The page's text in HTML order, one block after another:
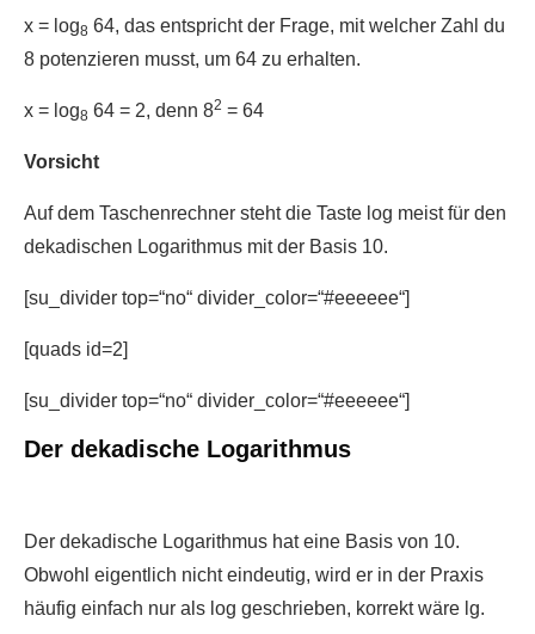
x = log8 64, das entspricht der Frage, mit welcher Zahl du
8 potenzieren musst, um 64 zu erhalten.
x = log8 64 = 2, denn 82 = 64
Vorsicht
Auf dem Taschenrechner steht die Taste log meist für den
dekadischen Logarithmus mit der Basis 10.
[su_divider top=“no“ divider_color=“#eeeeee“]
[quads id=2]
[su_divider top=“no“ divider_color=“#eeeeee“]
Der dekadische Logarithmus
Der dekadische Logarithmus hat eine Basis von 10.
Obwohl eigentlich nicht eindeutig, wird er in der Praxis
häufig einfach nur als log geschrieben, korrekt wäre lg.